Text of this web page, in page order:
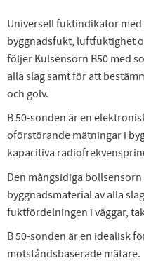
Universell fuktindikator
byggnadsfukt, luftfuktighet
följer Kulsensorn B50 med
alla slag samt för att
och golv.
B 50-sonden är en
oförstörande mätningar i
kapacitiva
Den mångsidiga
byggnadsmaterial av alla
fuktfördelningen i väggar,
B 50-sonden är en idealisk
motståndsbaserade mätare.